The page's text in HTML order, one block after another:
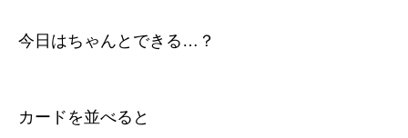
今日はちゃんとできる…？
カードを並べると